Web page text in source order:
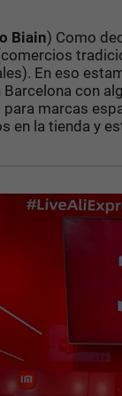
Biain) Como
En eso
Barcelona con
marcas
en la tienda y